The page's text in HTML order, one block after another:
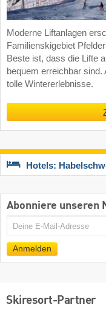
Moderne Liftanlagen
Familienskigebiet
Beste ist, dass die Lifte
bequem erreichbar
tolle Wintererlebnisse.
Hotels:
Abonniere unseren
E-
Anmelden
Skiresort-Partner